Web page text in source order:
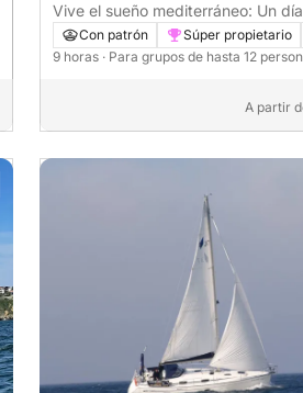
Vive el sueño mediterráneo: Un
en Getxo
Con patrón
Súper propietario
9 horas · Para grupos de hasta 12
A partir